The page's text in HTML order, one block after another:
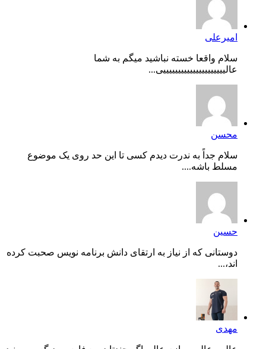
امیرعلی
سلام واقعا خسته نباشید میگم به شما
عالیییییییییییییییییییییی...
محسن
سلام جداً به ندرت دیدم کسی تا این حد روی یک موضوع
مسلط باشه....
حسین
دوستانی که از نیاز به ارتقای دانش برنامه نویس صحبت کرده
اند،...
مهدی